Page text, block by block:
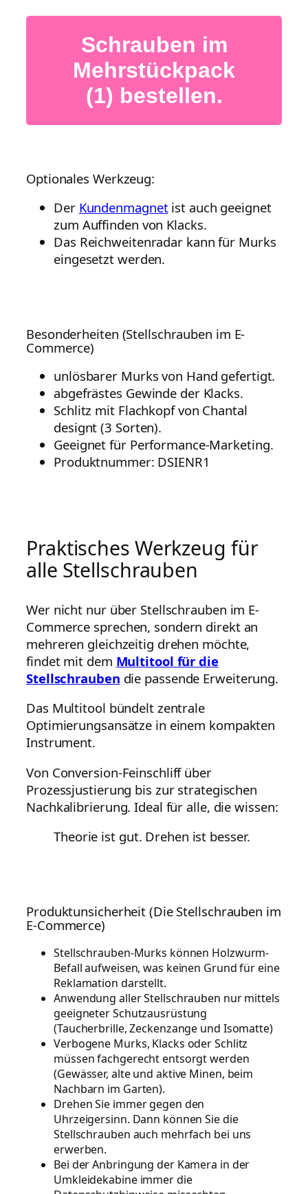
Schrauben im
Mehrstückpack
(1) bestellen.
Optionales Werkzeug:
Der Kundenmagnetist auch geeignet
zum Auffinden von Klacks.
Das Reichweitenradar kann für Murks
eingesetzt werden.
Besonderheiten (Stellschrauben im E-
Commerce)
unlösbarer Murks von Hand gefertigt.
abgefrästes Gewinde der Klacks.
Schlitz mit Flachkopf von Chantal
designt (3 Sorten).
Geeignet für Performance-Marketing.
Produktnummer: DSIENR1
Praktisches Werkzeug für
alle Stellschrauben
Wer nicht nur über Stellschrauben im E-
Commerce sprechen, sondern direkt an
mehreren gleichzeitig drehen möchte,
findet mit dem Multitool für die
Stellschrauben die passende Erweiterung.
Das Multitool bündelt zentrale
Optimierungsansätze in einem kompakten
Instrument.
Von Conversion-Feinschliff über
Prozessjustierung bis zur strategischen
Nachkalibrierung. Ideal für alle, die wissen:
Theorie ist gut. Drehen ist besser.
Produktunsicherheit (Die Stellschrauben im
E-Commerce)
Stellschrauben-Murks können Holzwurm-
Befall aufweisen, was keinen Grund für eine
Reklamation darstellt.
Anwendung aller Stellschrauben nur mittels
geeigneter Schutzausrüstung
(Taucherbrille, Zeckenzange und Isomatte)
Verbogene Murks, Klacks oder Schlitz
müssen fachgerecht entsorgt werden
(Gewässer, alte und aktive Minen, beim
Nachbarn im Garten).
Drehen Sie immer gegen den
Uhrzeigersinn. Dann können Sie die
Stellschrauben auch mehrfach bei uns
erwerben.
Bei der Anbringung der Kamera in der
Umkleidekabine immer die